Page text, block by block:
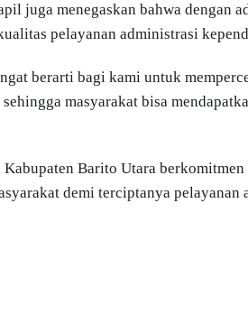
juga menegaskan bahwa dengan
pelayanan administrasi
berarti bagi kami untuk
masyarakat bisa
Barito Utara
demi terciptanya